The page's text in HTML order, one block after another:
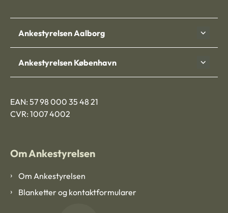
Ankestyrelsen Aalborg
Ankestyrelsen København
EAN: 57 98 000 35 48 21
CVR: 1007 4002
Om Ankestyrelsen
Om Ankestyrelsen
Blanketter og kontaktformularer